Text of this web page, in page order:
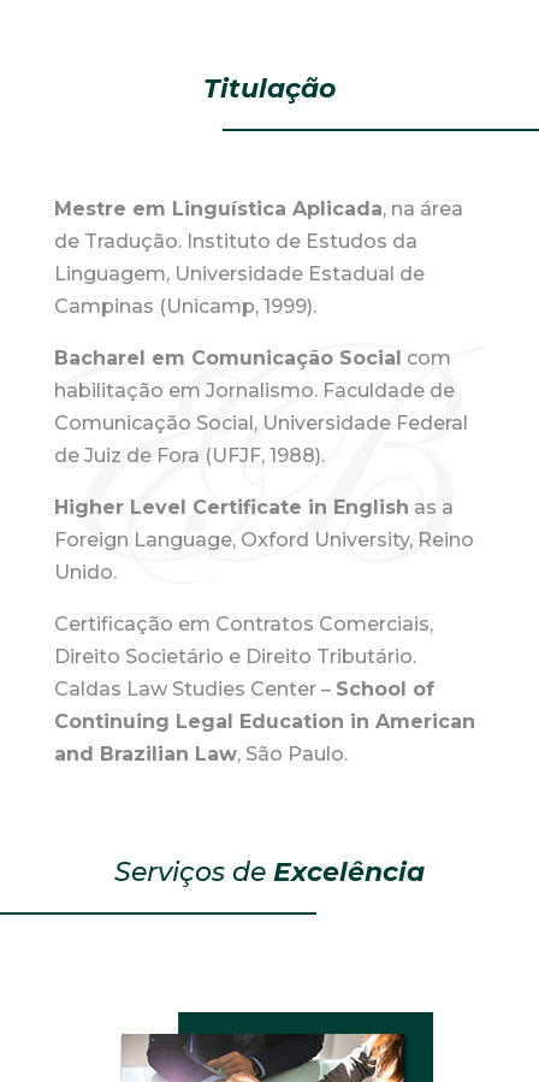
Titulação
Mestre em Linguística Aplicada, na área
de Tradução. Instituto de Estudos da
Linguagem, Universidade Estadual de
Campinas (Unicamp, 1999).
Bacharel em Comunicação Social com
habilitação em Jornalismo. Faculdade de
Comunicação Social, Universidade Federal
de Juiz de Fora (UFJF, 1988).
Higher Level Certificate in English as a
Foreign Language, Oxford University, Reino
Unido.
Certificação em Contratos Comerciais,
Direito Societário e Direito Tributário.
Caldas Law Studies Center – School of
Continuing Legal Education in American
and Brazilian Law, São Paulo.
Serviços de Excelência